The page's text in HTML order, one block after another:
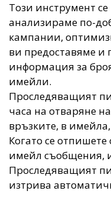
Този инструмент
анализираме по-
кампании,
ви предоставяме и
информация за
имейли.
Проследяващият
часа на отваряне
връзките, в
Когато се
имейл съобщения,
Проследяващият
изтрива